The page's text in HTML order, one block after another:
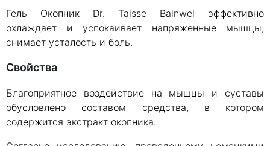
Гель Окопник Dr. Taisse Bainwel эффективно
охлаждает и успокаивает напряженные мышцы,
снимает усталость и боль.
Свойства
Благоприятное воздействие на мышцы и суставы
обусловлено составом средства, в котором
содержится экстракт окопника.